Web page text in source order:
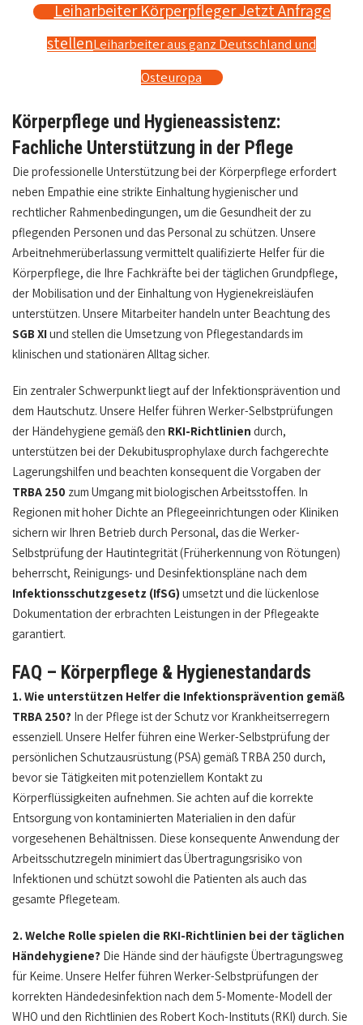
Leiharbeiter Körperpfleger Jetzt Anfrage
stellenLeiharbeiter aus ganz Deutschland und
Osteuropa
Körperpflege und Hygieneassistenz:
Fachliche Unterstützung in der Pflege
Die professionelle Unterstützung bei der Körperpflege erfordert
neben Empathie eine strikte Einhaltung hygienischer und
rechtlicher Rahmenbedingungen, um die Gesundheit der zu
pflegenden Personen und das Personal zu schützen. Unsere
Arbeitnehmerüberlassung vermittelt qualifizierte Helfer für die
Körperpflege, die Ihre Fachkräfte bei der täglichen Grundpflege,
der Mobilisation und der Einhaltung von Hygienekreisläufen
unterstützen. Unsere Mitarbeiter handeln unter Beachtung des
SGB XIund stellen die Umsetzung von Pflegestandards im
klinischen und stationären Alltag sicher.
Ein zentraler Schwerpunkt liegt auf der Infektionsprävention und
dem Hautschutz. Unsere Helfer führen Werker-Selbstprüfungen
der Händehygiene gemäß den RKI-Richtlinien durch,
unterstützen bei der Dekubitusprophylaxe durch fachgerechte
Lagerungshilfen und beachten konsequent die Vorgaben der
TRBA 250 zum Umgang mit biologischen Arbeitsstoffen. In
Regionen mit hoher Dichte an Pflegeeinrichtungen oder Kliniken
sichern wir Ihren Betrieb durch Personal, das die Werker-
Selbstprüfung der Hautintegrität (Früherkennung von Rötungen)
beherrscht, Reinigungs- und Desinfektionspläne nach dem
Infektionsschutzgesetz (IfSG) umsetzt und die lückenlose
Dokumentation der erbrachten Leistungen in der Pflegeakte
garantiert.
FAQ – Körperpflege & Hygienestandards
1. Wie unterstützen Helfer die Infektionsprävention gemäß
TRBA 250? In der Pflege ist der Schutz vor Krankheitserregern
essenziell. Unsere Helfer führen eine Werker-Selbstprüfung der
persönlichen Schutzausrüstung (PSA) gemäß TRBA 250 durch,
bevor sie Tätigkeiten mit potenziellem Kontakt zu
Körperflüssigkeiten aufnehmen. Sie achten auf die korrekte
Entsorgung von kontaminierten Materialien in den dafür
vorgesehenen Behältnissen. Diese konsequente Anwendung der
Arbeitsschutzregeln minimiert das Übertragungsrisiko von
Infektionen und schützt sowohl die Patienten als auch das
gesamte Pflegeteam.
2. Welche Rolle spielen die RKI-Richtlinien bei der täglichen
Händehygiene? Die Hände sind der häufigste Übertragungsweg
für Keime. Unsere Helfer führen Werker-Selbstprüfungen der
korrekten Händedesinfektion nach dem 5-Momente-Modell der
WHO und den Richtlinien des Robert Koch-Instituts (RKI) durch. Sie